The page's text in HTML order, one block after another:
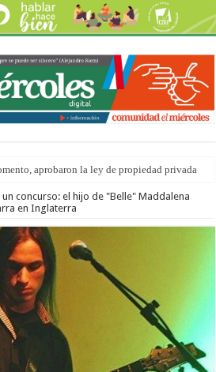
aprobaron la ley de propiedad privada
35% de los 90 niños, niñas y adolescentes que
un concurso: el hijo de "Belle" Maddalena
en Inglaterra